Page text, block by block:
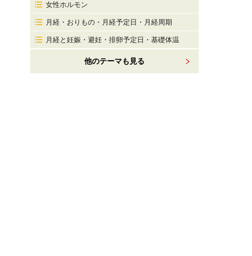
女性ホルモン
月経・おりもの・月経予定日・月経周期
月経と妊娠・避妊・排卵予定日・基礎体温
他のテーマも見る